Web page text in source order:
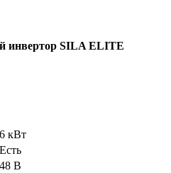
инвертор SILA ELITE
6 кВт
Есть
48 В